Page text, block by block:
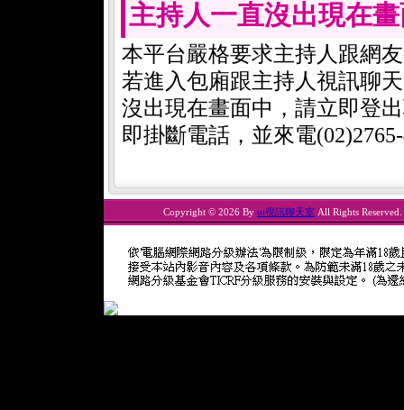
主持人一直沒出現在
本平台嚴格要求主持人跟網
若進入包廂跟主持人視訊聊
沒出現在畫面中，請立即登
即掛斷電話，並來電
Copyright © 2026 By ut視訊聊天室 All Rights Reserved.